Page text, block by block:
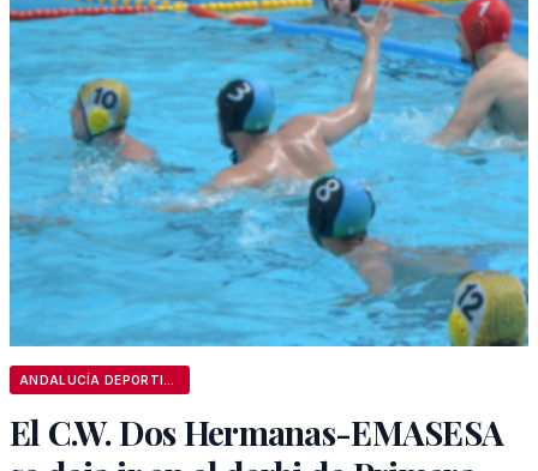
El C.W. Dos Hermanas-EMASESA